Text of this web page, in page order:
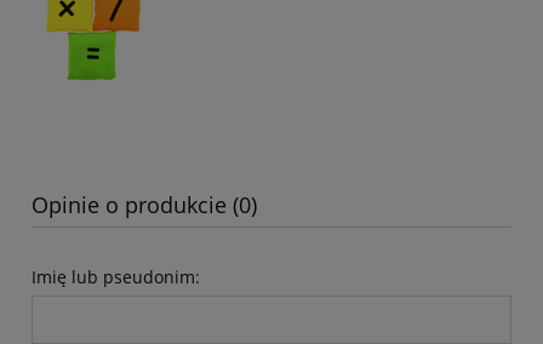
Opinie o produkcie (0)
Imię lub pseudonim: